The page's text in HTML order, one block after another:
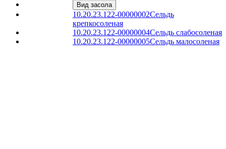
Вид засола
10.20.23.122-00000002Сельдь
крепкосоленая
10.20.23.122-00000004Сельдь слабосоленая
10.20.23.122-00000005Сельдь малосоленая